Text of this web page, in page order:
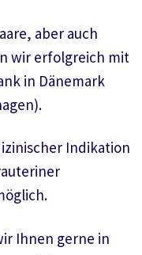
aber auch
wir erfolgreich mit
in Dänemark
Indikation
Ihnen gerne in